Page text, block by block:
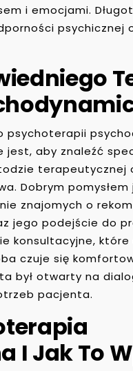
i emocjami.
psychicznej
jest, aby znaleźć
terapeutycznej
Dobrym
znajomych o
jego podejście do
konsultacyjne,
czuje się
był otwarty na
pacjenta.
I Jak To